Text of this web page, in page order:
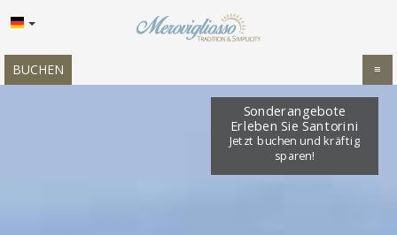
≡
BUCHEN
STARTSEITE
STANDORT
UNTERKUNFT
Sonderangebote
Erleben Sie Santorini
Jetzt buchen und kräftig
sparen!